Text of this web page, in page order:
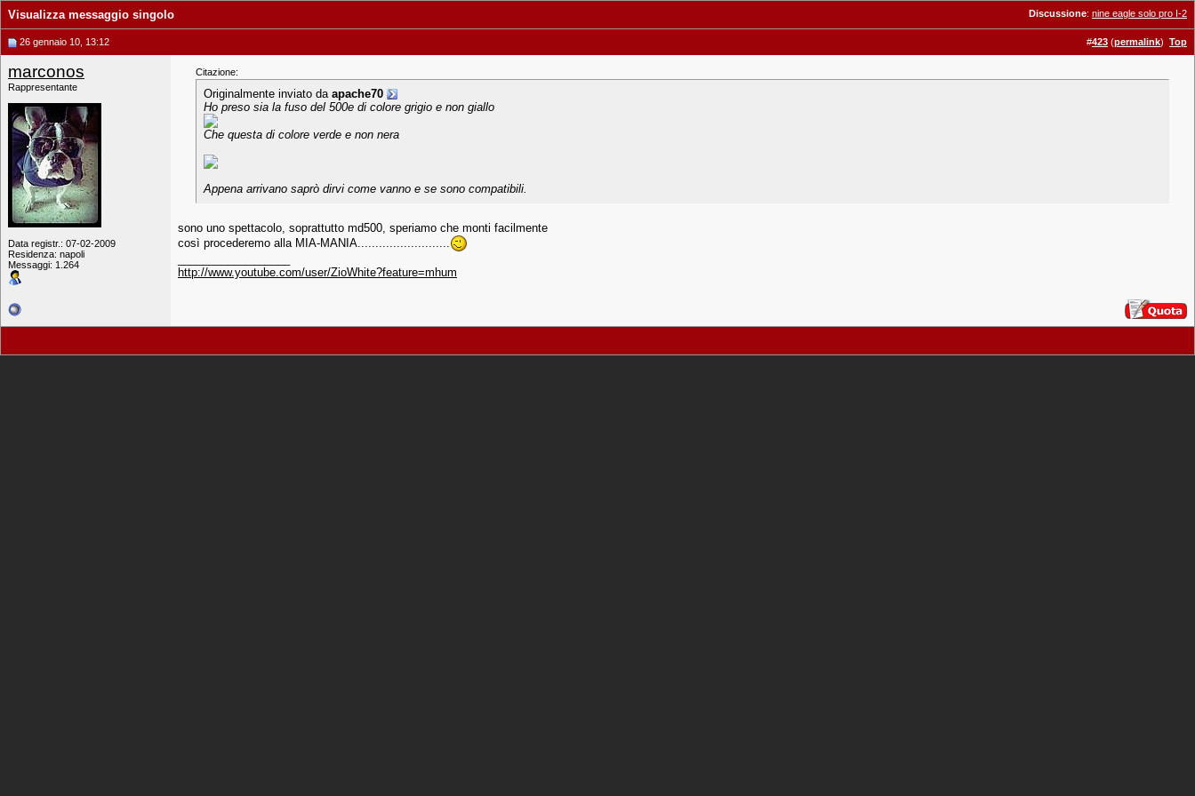
Discussione: nine eagle solo pro I-2
Visualizza messaggio singolo
26 gennaio 10, 13:12 #423 (permalink) Top
marconos
Rappresentante
Data registr.: 07-02-2009
Residenza: napoli
Messaggi: 1.264
Citazione:
Originalmente inviato da apache70
Ho preso sia la fuso del 500e di colore grigio e non giallo
Che questa di colore verde e non nera
Appena arrivano saprò dirvi come vanno e se sono compatibili.
sono uno spettacolo, soprattutto md500, speriamo che monti facilmente
così procederemo alla MIA-MANIA..........................
http://www.youtube.com/user/ZioWhite?feature=mhum